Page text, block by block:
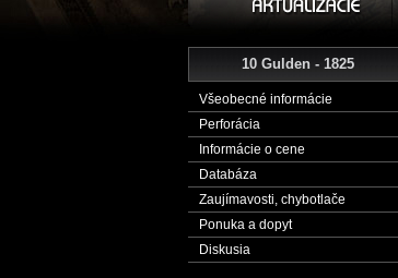
10 Gulden - 1825
Všeobecné informácie
Perforácia
Informácie o cene
Databáza
Zaujímavosti, chybotlače
Ponuka a dopyt
Diskusia